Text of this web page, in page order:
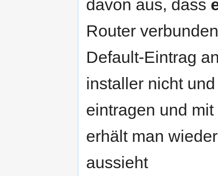
davon aus, dass
Router
Default-Eintrag
installer nicht
eintragen und
erhält man
aussieht